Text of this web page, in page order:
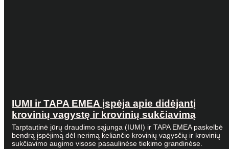
IUMI ir TAPA EMEA įspėja apie didėjantį
krovinių vagystę ir krovinių sukčiavimą
Tarptautinė jūrų draudimo sąjunga (IUMI) ir TAPA EMEA paskelbė
bendrą įspėjimą dėl nerimą keliančio krovinių vagysčių ir krovinių
sukčiavimo augimo visose pasaulinėse tiekimo grandinėse.